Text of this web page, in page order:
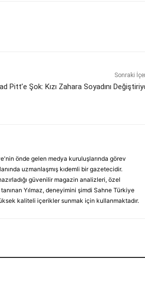
Sonraki
Pitt’e Şok: Kızı Zahara Soyadını
önde gelen medya kuruluşlarında görev
uzmanlaşmış kıdemli bir gazetecidir.
güvenilir magazin analizleri, özel
Yılmaz, deneyimini şimdi Sahne Türkiye
kaliteli içerikler sunmak için kullanmaktadır.